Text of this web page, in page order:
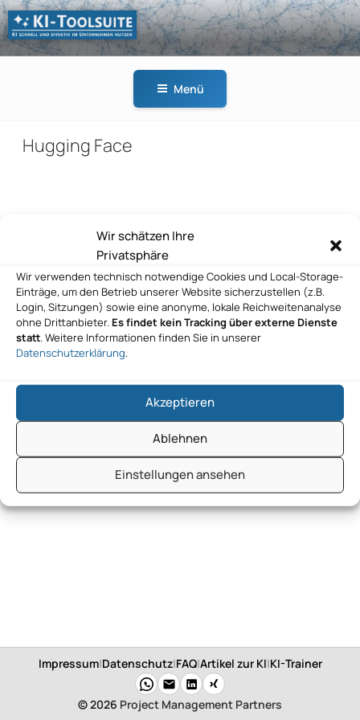
Wir schätzen Ihre
Privatsphäre
Wir verwenden technisch notwendige Cookies und Local-Storage-
Einträge, um den Betrieb unserer Website sicherzustellen (z.B.
Login, Sitzungen) sowie eine anonyme, lokale Reichweitenanalyse
ohne Drittanbieter. Es findet kein Tracking über externe Dienste
statt. Weitere Informationen finden Sie in unserer
Datenschutzerklärung.
Akzeptieren
Ablehnen
Einstellungen ansehen
Zum
Inhalt
springen
KI-
Menü
Hugging Face
Beitragsnavigation
Hugging Face
Nächster
Beitrag
WEITER
Hugging Face
Impressum|Datenschutz|FAQ|Artikel zur KI|KI-Trainer
© 2026 Project Management Partners